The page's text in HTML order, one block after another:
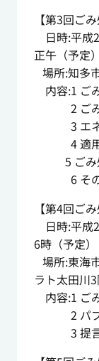
【第3回ご
日時:平成
正午（予定）
場所:知多
内容:1 ご
2 ごみ
3 エネル
4 適用可
5 ごみ処
6 その
【第4回ご
日時:平成
6時（予定）
場所:東海
ラト太田川
内容:1 ご
2 パブリ
3 提言